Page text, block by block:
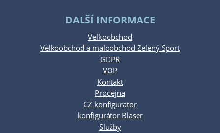
DALŠÍ INFORMACE
Velkoobchod
Velkoobchod a maloobchod Zelený Sport
GDPR
VOP
Kontakt
Prodejna
CZ konfigurator
konfigurátor Blaser
Služby